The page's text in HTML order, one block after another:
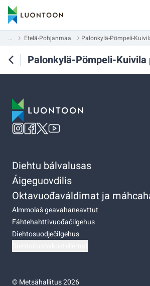
... Etelä-Pohjanmaa Palonkylä-Pömpeli-
Palonkylä-Pömpeli-
Diehtu bálvalusas
Áigeguovdilis
Oktavuođaváldimat ja
Almmolaš geavahaneavttut
Fáhtehahttivuođačilgehus
Diehtosuodječilgehus
©Metsähallitus 2026